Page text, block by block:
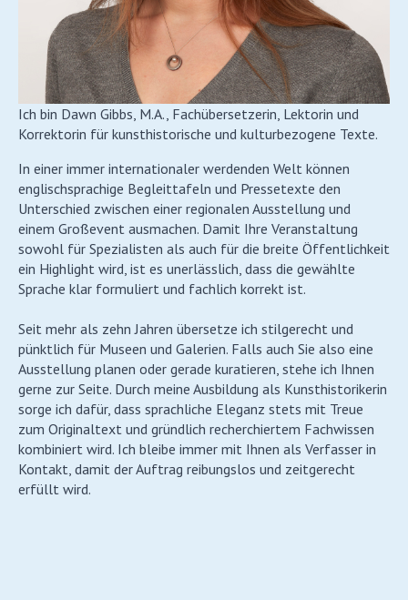
Ich bin Dawn Gibbs, M.A., Fachübersetzerin, Lektorin und
Korrektorin für kunsthistorische und kulturbezogene Texte.
In einer immer internationaler werdenden Welt können
englischsprachige Begleittafeln und Pressetexte den
Unterschied zwischen einer regionalen Ausstellung und
einem Großevent ausmachen. Damit Ihre Veranstaltung
sowohl für Spezialisten als auch für die breite Öffentlichkeit
ein Highlight wird, ist es unerlässlich, dass die gewählte
Sprache klar formuliert und fachlich korrekt ist.
Seit mehr als zehn Jahren übersetze ich stilgerecht und
pünktlich für Museen und Galerien. Falls auch Sie also eine
Ausstellung planen oder gerade kuratieren, stehe ich Ihnen
gerne zur Seite. Durch meine Ausbildung als Kunsthistorikerin
sorge ich dafür, dass sprachliche Eleganz stets mit Treue
zum Originaltext und gründlich recherchiertem Fachwissen
kombiniert wird. Ich bleibe immer mit Ihnen als Verfasser in
Kontakt, damit der Auftrag reibungslos und zeitgerecht
erfüllt wird.